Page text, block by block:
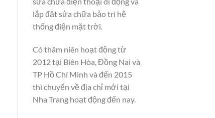
lắp đặt sửa chữa bảo trì hệ
thống điện mặt trời.
Có thâm niên hoạt động từ
2012 tại Biên Hòa, Đồng Nai và
TP Hồ Chí Minh và đến 2015
thì chuyển về địa chỉ mới tại
Nha Trang hoạt động đến nay.